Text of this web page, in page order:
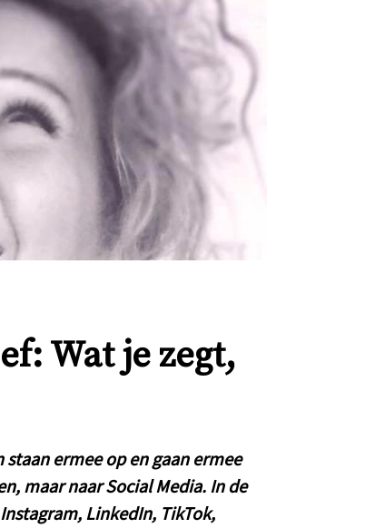
Wat je zegt,
ermee op en gaan ermee
maar naar Social Media. In de
LinkedIn, TikTok,